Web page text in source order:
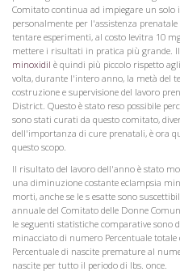
Comitato continua ad impiegare un solo
personalmente per l'assistenza
tentare esperimenti, al costo levitra 10
mettere i risultati in pratica più grande.
minoxidil è quindi più piccolo rispetto
volta, durante l'intero anno, la metà del
costruzione e supervisione del lavoro
District. Questo è stato reso possibile
sono stati curati da questo comitato,
dell'importanza di cure prenatali, è ora
questo scopo.
Il risultato del lavoro dell'anno è stato
una diminuzione costante eclampsia
morti, anche se le s esatte sono
annuale del Comitato delle Donne
le seguenti statistiche comparative sono
minacciato di numero Percentuale
Percentuale di nascite premature al
nascite per tutto il periodo di Ibs. once.